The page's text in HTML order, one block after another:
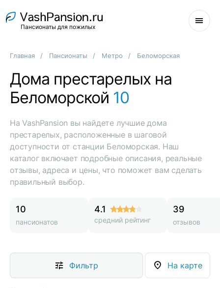
Пансионаты для пожилых
Главная Пансионаты Метро Беломорская
Дома престарелых на
Беломорской 10
На VashPansion вы найдете лучшие дома
престарелых, расположенные в шаговой
доступности от станции Беломорская. Наш
каталог включает подробные описания, реальные
отзывы, адреса и цены, что поможет вам сделать
правильный выбор.
10
пансионатов
4.1
средний рейтинг
39
отзывов
Фильтр На карте